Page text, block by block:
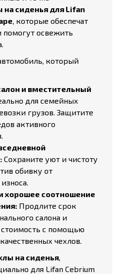
на сиденья для Lifan
, которые обеспечат
освежить
который
и вместительный
для семейных
грузов. Защитите
активного
Сохраните уют и чистоту
обивку от
хорошее соотношение
Продлите срок
салона и
стоимость с помощью
чехлов.
на сиденья,
для Lifan Cebrium